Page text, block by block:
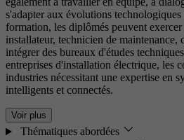
s'adapter aux évolutions
formation, les diplômés peuvent
installateur, technicien de maintenance,
intégrer des bureaux d'études
entreprises d'installation électrique, les
industries nécessitant une expertise en
intelligents et connectés.
Voir plus
Thématiques abordées